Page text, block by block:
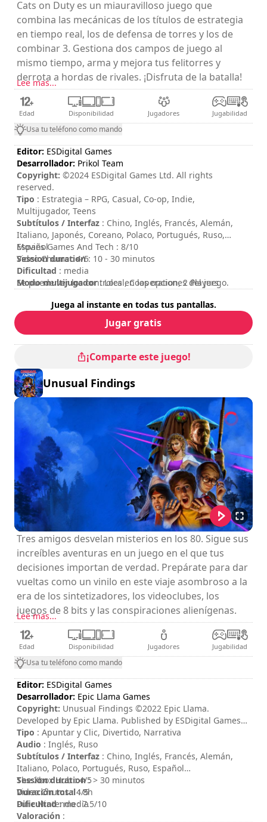
Cats on Duty es un miauravilloso juego que
combina las mecánicas de los títulos de estrategia
en tiempo real, los de defensa de torres y los de
combinar 3. Gestiona dos campos de juego al
mismo tiempo, arma y mejora tus felitorres y
derrota a hordas de rivales. ¡Disfruta de la batalla!
Lee mas...
Edad Disponibilidad Jugadores Jugabilidad
Usa tu teléfono como mando
Editor: ESDigital Games
Desarrollador: Prikol Team
Copyright: ©2024 ESDigital Games Ltd. All rights
reserved.
Tipo : Estrategia – RPG, Casual, Co-op, Indie,
Multijugador, Teens
Subtítulos / Interfaz : Chino, Inglés, Francés, Alemán,
Italiano, Japonés, Coreano, Polaco, Portugués, Ruso,
Español
Session duration: 10 - 30 minutos
Dificultad : media
Modo multijugador: Local, Cooperation, 2 Players
Movies Games And Tech : 8/10
Video Chums : 4/5
Se puede ver los controles en las opciones del juego.
Juega al instante en todas tus pantallas.
Jugar gratis
¡Comparte este juego!
Unusual Findings
Tres amigos desvelan misterios en los 80. Sigue sus
increíbles aventuras en un juego en el que tus
decisiones importan de verdad. Prepárate para dar
vueltas como un vinilo en este viaje asombroso a la
era de los sintetizadores, los videoclubes, los
juegos de 8 bits y las conspiraciones alienígenas.
Lee mas...
Edad Disponibilidad Jugadores Jugabilidad
Usa tu teléfono como mando
Editor: ESDigital Games
Desarrollador: Epic Llama Games
Copyright: Unusual Findings ©2022 Epic Llama.
Developed by Epic Llama. Published by ESDigital Games
Ltd. All rights reserved. Unusual Findings, Epic Llama an
their respective logos are trademarks or registered
trademarks of Epic Llama. All other trademarks, logos and
copyrights are property of their respective owners.
Distributed by ESDigital Games Ltd. All rights reserved.
Tipo : Apuntar y Clic, Divertido, Narrativa
Audio : Inglés, Ruso
Subtítulos / Interfaz : Chino, Inglés, Francés, Alemán,
Italiano, Polaco, Portugués, Ruso, Español
Session duration: > 30 minutos
Duración total: 8h
Dificultad: media
Valoración :
The Xbox Hub : 4/5
Video Chums : 4/5
Pure Nintendo : 7.5/10